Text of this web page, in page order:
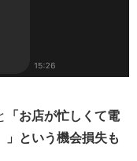
「お店が忙しくて電
という機会損失も